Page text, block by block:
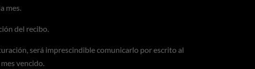
mes.
del recibo.
será imprescindible comunicarlo por escrito al
vencido.